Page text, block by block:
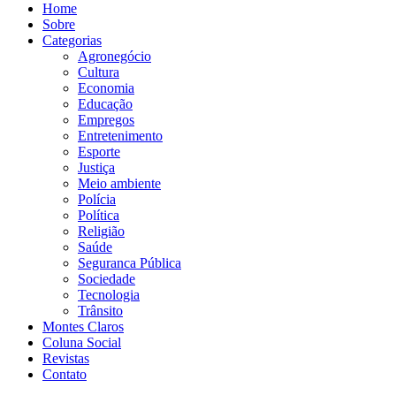
Home
Sobre
Categorias
Agronegócio
Cultura
Economia
Educação
Empregos
Entretenimento
Esporte
Justiça
Meio ambiente
Polícia
Política
Religião
Saúde
Seguranca Pública
Sociedade
Tecnologia
Trânsito
Montes Claros
Coluna Social
Revistas
Contato